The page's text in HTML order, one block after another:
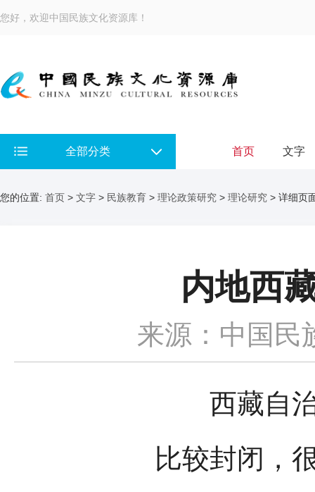
您好，欢迎中国民族文化资源库！
全部分类 首页 文字
您的位置: 首页 > 文字 > 民族教育 > 理论政策研究 > 理论研究 > 详细页
内地西
来源：中国民
西藏自治
比较封闭，